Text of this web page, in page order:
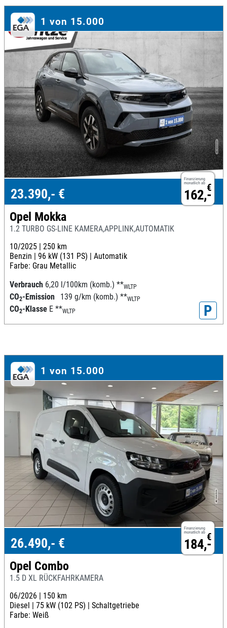
1 von 15.000
Finanzierung
monatlich ab €
162,-
23.390,- €
Opel Mokka
1.2 TURBO GS-LINE KAMERA,APPLINK,AUTOMATIK
10/2025 | 250 km
Benzin | 96 kW (131 PS) | Automatik
Farbe: Grau Metallic
Verbrauch 6,20 l/100km (komb.) **WLTP
CO2-Emission 139 g/km (komb.) **WLTP
CO2-Klasse E **WLTP P
1 von 15.000
Finanzierung
monatlich ab €
184,-
26.490,- €
Opel Combo
1.5 D XL RÜCKFAHRKAMERA
06/2026 | 150 km
Diesel | 75 kW (102 PS) | Schaltgetriebe
Farbe: Weiß